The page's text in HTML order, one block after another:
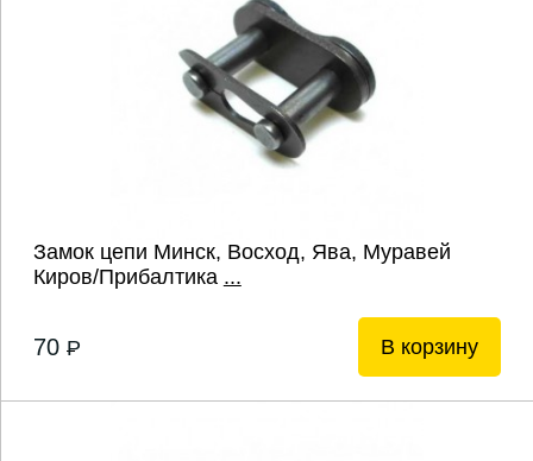
Замок цепи Минск, Восход, Ява, Муравей
Киров/Прибалтика ...
70 P В корзину